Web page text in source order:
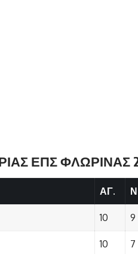
ΕΠΣ ΦΛΩΡΙΝΑΣ
ΑΓ. Ν
10 9
10 7